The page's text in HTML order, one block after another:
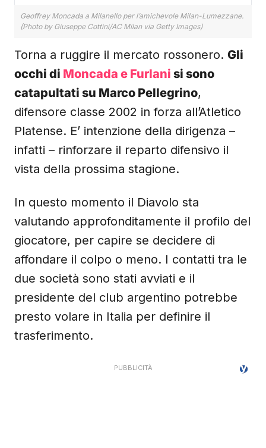
Geoffrey Moncada a Milanello per l’amichevole Milan-Lumezzane.
(Photo by Giuseppe Cottini/AC Milan via Getty Images)
Torna a ruggire il mercato rossonero. Gli
occhi di Moncada e Furlani si sono
catapultati su Marco Pellegrino,
difensore classe 2002 in forza all’Atletico
Platense. E’ intenzione della dirigenza –
infatti – rinforzare il reparto difensivo il
vista della prossima stagione.
In questo momento il Diavolo sta
valutando approfonditamente il profilo del
giocatore, per capire se decidere di
affondare il colpo o meno. I contatti tra le
due società sono stati avviati e il
presidente del club argentino potrebbe
presto volare in Italia per definire il
trasferimento.